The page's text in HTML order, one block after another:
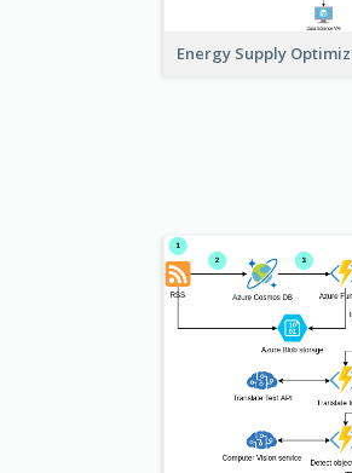
Energy Supply